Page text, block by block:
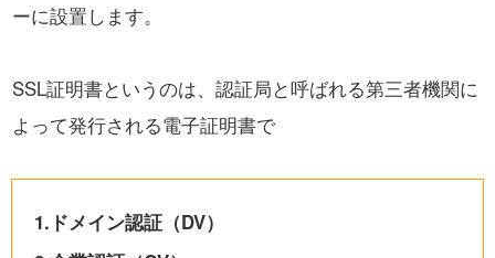
ーに設置します。
SSL証明書というのは、認証局と呼ばれる第三者機関に
よって発行される電子証明書で
1.ドメイン認証（DV）